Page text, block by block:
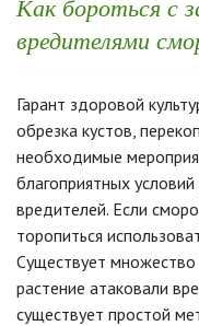
вредителями
Гарант здоровой
обрезка кустов,
необходимые
благоприятных
вредителей. Если
торопиться
Существует
растение атаковали
существует простой